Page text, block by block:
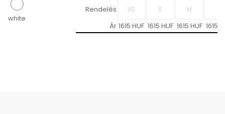
white
Rendelés
Ár 1615 HUF 1615 HUF 1615 HUF 1615